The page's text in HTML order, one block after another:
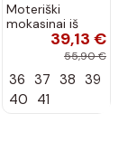
Moteriški
mokasinai iš
dirbtinės
zomšos, smėlio
39,13 €
55,90 €
36 37 38 39
40 41